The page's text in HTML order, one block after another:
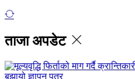
ताजा अपडेट